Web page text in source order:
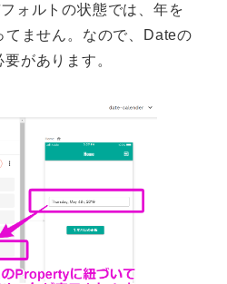
ォルトの状態では、年を
てません。なので、Dateの
があります。